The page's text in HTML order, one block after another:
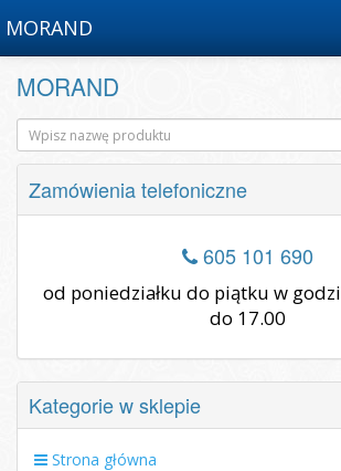
MORAND
MORAND
Zamówienia telefoniczne
605 101 690
od poniedziałku do piątku w
do 17.00
Kategorie w sklepie
Strona główna